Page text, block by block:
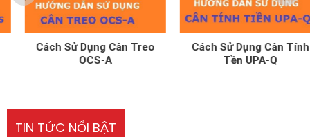
Cách Sử Dụng Cân Treo
OCS-A
Cách Sử Dụng Cân Tính
Tền UPA-Q
TIN TỨC NỔI BẬT